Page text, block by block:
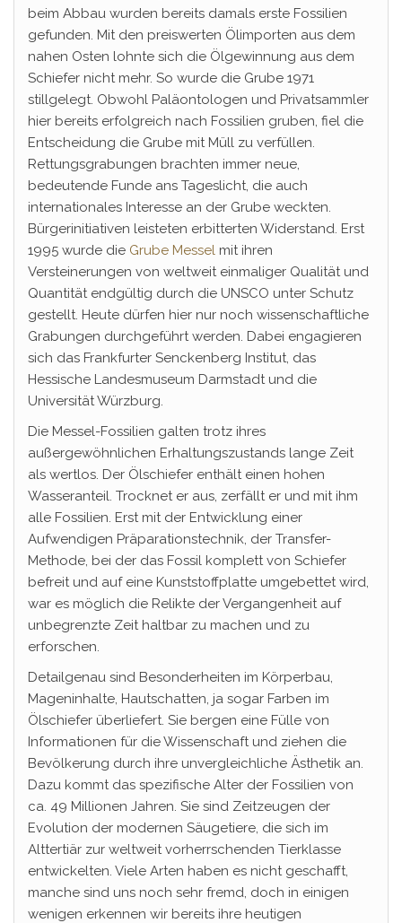
beim Abbau wurden bereits damals erste Fossilien
gefunden. Mit den preiswerten Ölimporten aus dem
nahen Osten lohnte sich die Ölgewinnung aus dem
Schiefer nicht mehr. So wurde die Grube 1971
stillgelegt. Obwohl Paläontologen und Privatsammler
hier bereits erfolgreich nach Fossilien gruben, fiel die
Entscheidung die Grube mit Müll zu verfüllen.
Rettungsgrabungen brachten immer neue,
bedeutende Funde ans Tageslicht, die auch
internationales Interesse an der Grube weckten.
Bürgerinitiativen leisteten erbitterten Widerstand. Erst
1995 wurde die Grube Messel mit ihren
Versteinerungen von weltweit einmaliger Qualität und
Quantität endgültig durch die UNSCO unter Schutz
gestellt. Heute dürfen hier nur noch wissenschaftliche
Grabungen durchgeführt werden. Dabei engagieren
sich das Frankfurter Senckenberg Institut, das
Hessische Landesmuseum Darmstadt und die
Universität Würzburg.
Die Messel-Fossilien galten trotz ihres
außergewöhnlichen Erhaltungszustands lange Zeit
als wertlos. Der Ölschiefer enthält einen hohen
Wasseranteil. Trocknet er aus, zerfällt er und mit ihm
alle Fossilien. Erst mit der Entwicklung einer
Aufwendigen Präparationstechnik, der Transfer-
Methode, bei der das Fossil komplett von Schiefer
befreit und auf eine Kunststoffplatte umgebettet wird,
war es möglich die Relikte der Vergangenheit auf
unbegrenzte Zeit haltbar zu machen und zu
erforschen.
Detailgenau sind Besonderheiten im Körperbau,
Mageninhalte, Hautschatten, ja sogar Farben im
Ölschiefer überliefert. Sie bergen eine Fülle von
Informationen für die Wissenschaft und ziehen die
Bevölkerung durch ihre unvergleichliche Ästhetik an.
Dazu kommt das spezifische Alter der Fossilien von
ca. 49 Millionen Jahren. Sie sind Zeitzeugen der
Evolution der modernen Säugetiere, die sich im
Alttertiär zur weltweit vorherrschenden Tierklasse
entwickelten. Viele Arten haben es nicht geschafft,
manche sind uns noch sehr fremd, doch in einigen
wenigen erkennen wir bereits ihre heutigen